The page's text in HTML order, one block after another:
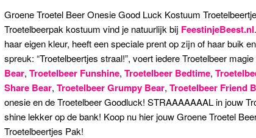
Groene Troetel Beer Onesie Good Luck Kostuum
Troetelbeerpak kostuum vind je natuurlijk bij FeestinjeBeest.nl
haar eigen kleur, heeft een speciale prent op zijn of haar buik
spreuk: “Troetelbeertjes straal!”, voert iedere Troetelbeer
Bear,Troetelbeer Funshine,Troetelbeer Bedtime,
Share Bear,Troetelbeer Grumpy Bear,Troetelbeer Friend
onesie en de Troetelbeer Goodluck! STRAAAAAAAL in jouw
shine lekker op de bank! Koop nu hier jouw Groene Troetel
Troetelbeertjes Pak!